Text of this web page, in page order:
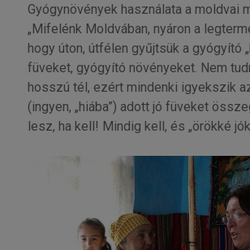
Gyógynövények használata a moldvai
„Mifelénk Moldvában, nyáron a
hogy úton, útfélen gyűjtsük a gyógyító
füveket, gyógyító növényeket. Nem
hosszú tél, ezért mindenki igyekszik
(ingyen, „hiába”) adott jó füveket
lesz, ha kell! Mindig kell, és „örökké